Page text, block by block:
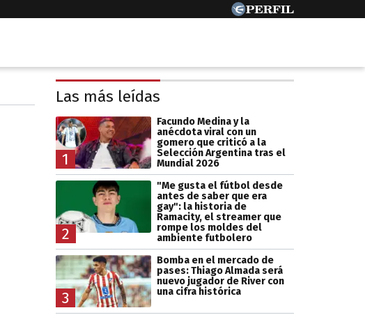
Las más leídas
1
Facundo Medina y la
anécdota viral con un
gomero que criticó a la
Selección Argentina tras el
Mundial 2026
2
"Me gusta el fútbol desde
antes de saber que era
gay": la historia de
Ramacity, el streamer que
rompe los moldes del
ambiente futbolero
3
Bomba en el mercado de
pases: Thiago Almada será
nuevo jugador de River con
una cifra histórica